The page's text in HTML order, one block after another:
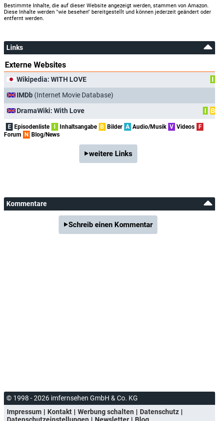
Bestimmte Inhalte, die auf dieser Website angezeigt werden, stammen von Amazon.
Diese Inhalte werden "wie besehen" bereitgestellt und können jederzeit geändert oder
entfernt werden.
Links
Externe Websites
Wikipedia: WITH LOVE
I
IMDb (Internet Movie Database)
DramaWiki: With Love
I B
E Episodenliste I Inhaltsangabe B Bilder A Audio/Musik V Videos F
Forum N Blog/News
weitere Links
Kommentare
Schreib einen Kommentar
© 1998 - 2026 imfernsehen GmbH & Co. KG
Impressum
Kontakt Werbung schalten
Datenschutz